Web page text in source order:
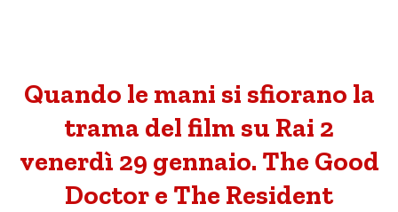
Quando le mani si sfiorano la
trama del film su Rai 2
venerdì 29 gennaio. The Good
Doctor e The Resident